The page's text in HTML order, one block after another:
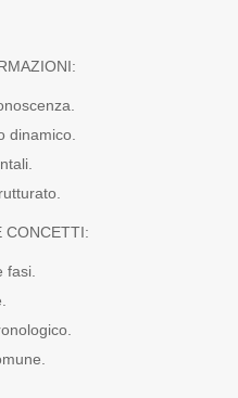
dinamico.
CONCETTI:
fasi.